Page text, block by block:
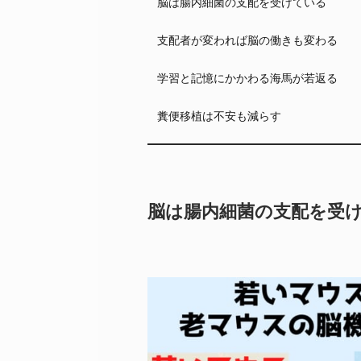
支配者が変われば脳の働きも変わる
学習と記憶にかかわる海馬が若返る
糞便移植は不安も減らす
脳は腸内細菌の支配を受